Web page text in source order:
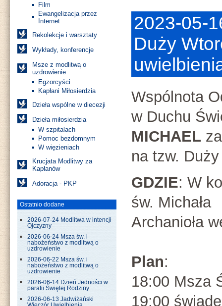
Film
Ewangelizacja przez
Internet
Rekolekcje i warsztaty
Wykłady, konferencje
Msze z modlitwą o
uzdrowienie
Egzorcyści
Kapłani Miłosierdzia
Dzieła wspólne w diecezji
Dzieła miłosierdzia
W szpitalach
Pomoc bezdomnym
W więzieniach
Krucjata Modlitwy za
Kapłanów
Adoracja - PKP
Ostatnio dodane
2026-07-24 Modlitwa w intencji
Ojczyzny
2026-06-24 Msza św. i
nabożeństwo z modlitwą o
uzdrowienie
2026-06-22 Msza św. i
nabożeństwo z modlitwą o
uzdrowienie
2026-06-14 Dzień Jedności w
parafii Świętej Rodziny
2026-06-13 Jadwiżański
2023-05-
Duży
Wspólnota
w Duchu
MICHAEL
na tzw.
GDZIE: W
św. Michała
Archanioła
Plan:
18:00 Msza
19:00